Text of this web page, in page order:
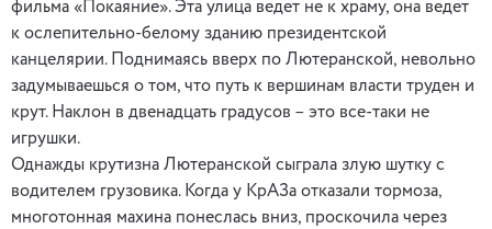
фильма «Покаяние». Эта улица ведет не к храму, она ведет
к ослепительно-белому зданию президентской
канцелярии. Поднимаясь вверх по Лютеранской, невольно
задумываешься о том, что путь к вершинам власти труден и
крут. Наклон в двенадцать градусов – это все-таки не
игрушки.
Однажды крутизна Лютеранской сыграла злую шутку с
водителем грузовика. Когда у КрАЗа отказали тормоза,
многотонная махина понеслась вниз, проскочила через